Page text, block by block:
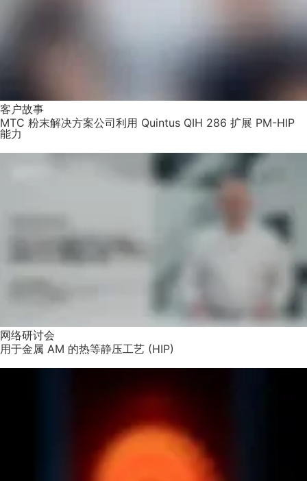
客户故事
MTC 粉末解决方案公司利用 Quintus QIH 286 扩展 PM-HIP
能力
网络研讨会
用于金属 AM 的热等静压工艺 (HIP)